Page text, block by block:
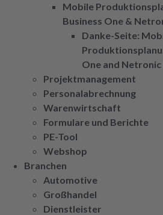
Mobile
Business One &
Danke-Seite:
One and
Projektmanagement
Personalabrechnung
Warenwirtschaft
Formulare und Berichte
PE-Tool
Webshop
Branchen
Automotive
Großhandel
Dienstleister